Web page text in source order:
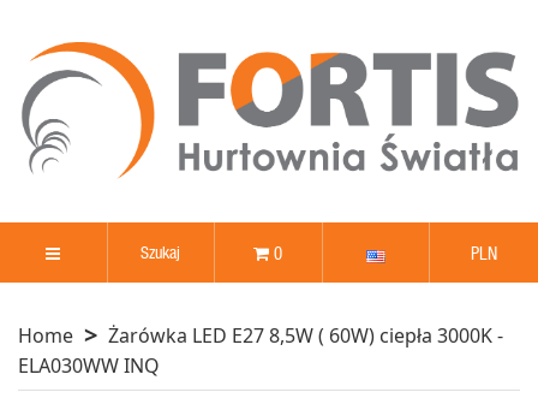
0 PLN
Home
Żarówka LED E27 8,5W ( 60W) ciepła 3000K -
ELA030WW INQ